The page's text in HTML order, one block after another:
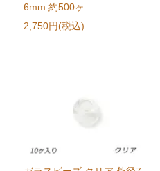
6mm 約500ヶ
2,750円(税込)